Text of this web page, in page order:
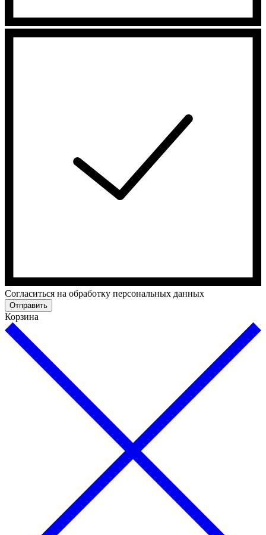
Cогласиться на обработку персональных данных
Отправить
Корзина